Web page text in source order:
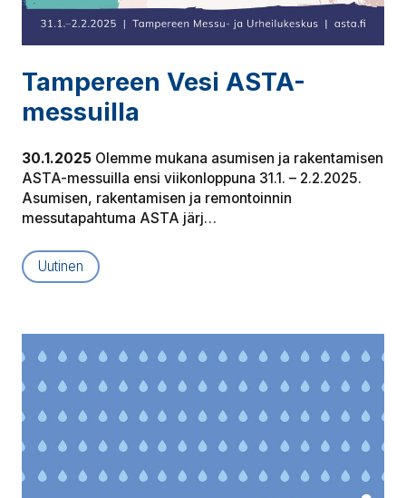
Tampereen Vesi ASTA-
messuilla
30.1.2025 Olemme mukana asumisen ja rakentamisen
ASTA-messuilla ensi viikonloppuna 31.1. – 2.2.2025.
Asumisen, rakentamisen ja remontoinnin
messutapahtuma ASTA järj…
Uutinen